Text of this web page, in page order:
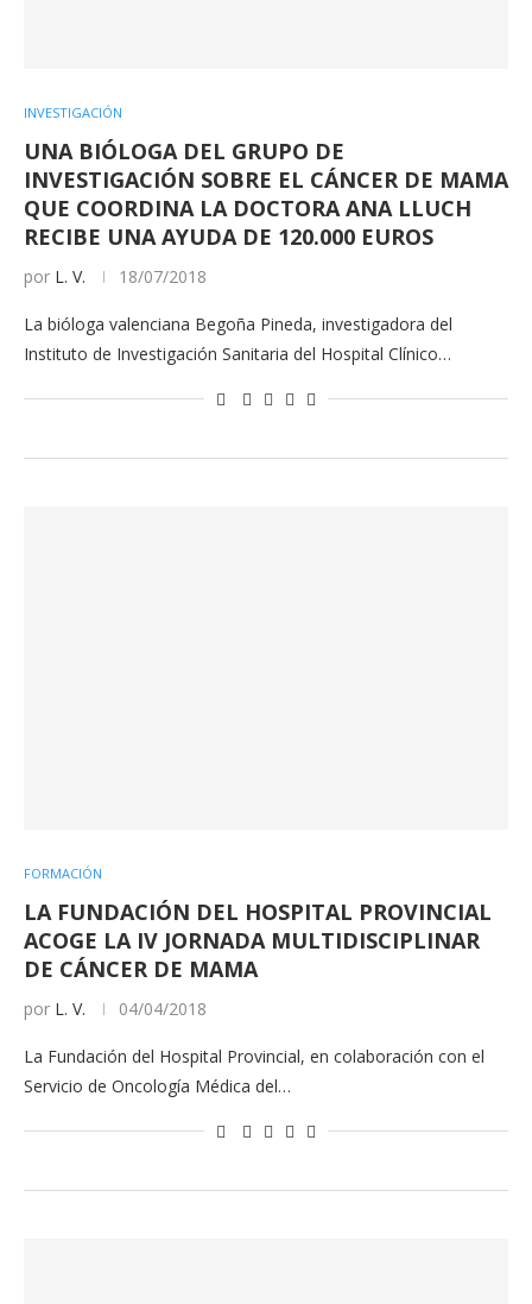
INVESTIGACIÓN
UNA BIÓLOGA DEL GRUPO DE
INVESTIGACIÓN SOBRE EL CÁNCER DE MAMA
QUE COORDINA LA DOCTORA ANA LLUCH
RECIBE UNA AYUDA DE 120.000 EUROS
por L. V. 18/07/2018
La bióloga valenciana Begoña Pineda, investigadora del
Instituto de Investigación Sanitaria del Hospital Clínico…
FORMACIÓN
LA FUNDACIÓN DEL HOSPITAL PROVINCIAL
ACOGE LA IV JORNADA MULTIDISCIPLINAR
DE CÁNCER DE MAMA
por L. V. 04/04/2018
La Fundación del Hospital Provincial, en colaboración con el
Servicio de Oncología Médica del…